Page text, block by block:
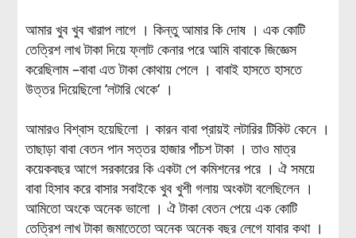
আমার খুব খুব খারাপ লাগে । কিন্তু আমার কি দোষ । এক কোটি
তেত্রিশ লাখ টাকা দিয়ে ফ্লাট কেনার পরে আমি বাবাকে জিজ্ঞেস
করেছিলাম –বাবা এত টাকা কোথায় পেলে । বাবাই হাসতে হাসতে
উত্তর দিয়েছিলো ‘লটারি থেকে‘ ।
আমারও বিশ্বাস হয়েছিলো । কারন বাবা প্রায়ই লটারির টিকিট কেনে ।
তাছাড়া বাবা বেতন পান সত্তর হাজার পাঁচশ টাকা । তাও মাত্র
কয়েকবছর আগে সরকারের কি একটা পে কমিশনের পরে । ঐ সময়ে
বাবা হিসাব করে বাসার সবাইকে খুব খুশী গলায় অংকটা বলেছিলেন ।
আমিতো অংকে অনেক ভালো । ঐ টাকা বেতন পেয়ে এক কোটি
তেত্রিশ লাখ টাকা জমাতেতো অনেক অনেক বছর লেগে যাবার কথা ।